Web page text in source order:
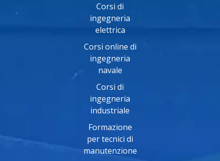
Corsi di
ingegneria
elettrica
Corsi online di
ingegneria
navale
Corsi di
ingegneria
industriale
Formazione
per tecnici di
manutenzione